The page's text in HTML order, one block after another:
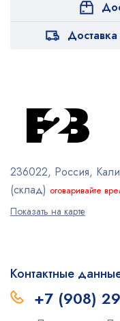
236022, Россия,
(склад) оговаривайте
Показать на карте
Контактные
+7 (908)